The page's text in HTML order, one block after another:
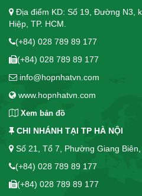
Địa điểm KD: Số 19, Đường N3,
Hiệp, TP. HCM.
(+84) 028 789 89 177
(+84) 028 789 89 177
info@hopnhatvn.com
www.hopnhatvn.com
Xem bản đồ
CHI NHÁNH TẠI TP HÀ NỘI
Số 21, Tổ 7, Phường Giang Biên,
(+84) 028 789 89 177
(+84) 028 789 89 177